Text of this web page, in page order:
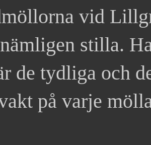
vid
stilla.
de tydliga och
på varje